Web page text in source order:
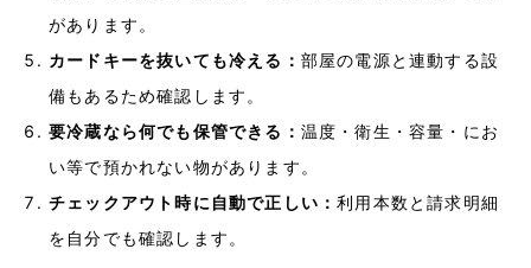
があります。
カードキーを抜いても冷える： 部屋の電源と連動する設
備もあるため確認します。
要冷蔵なら何でも保管できる： 温度・衛生・容量・にお
い等で預かれない物があります。
チェックアウト時に自動で正しい：利用本数と請求明細
を自分でも確認します。